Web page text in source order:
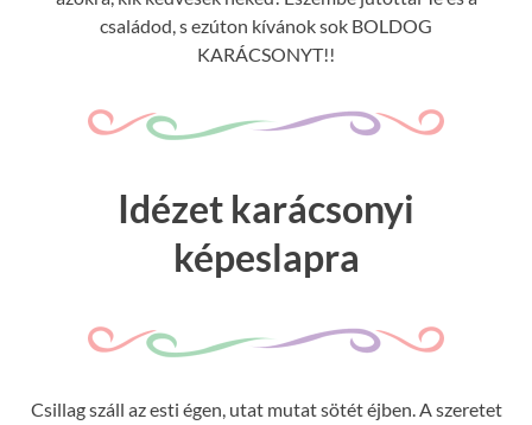
családod, s ezúton kívánok sok BOLDOG
KARÁCSONYT!!
Idézet karácsonyi
képeslapra
Csillag száll az esti égen, utat mutat sötét éjben. A szeretet